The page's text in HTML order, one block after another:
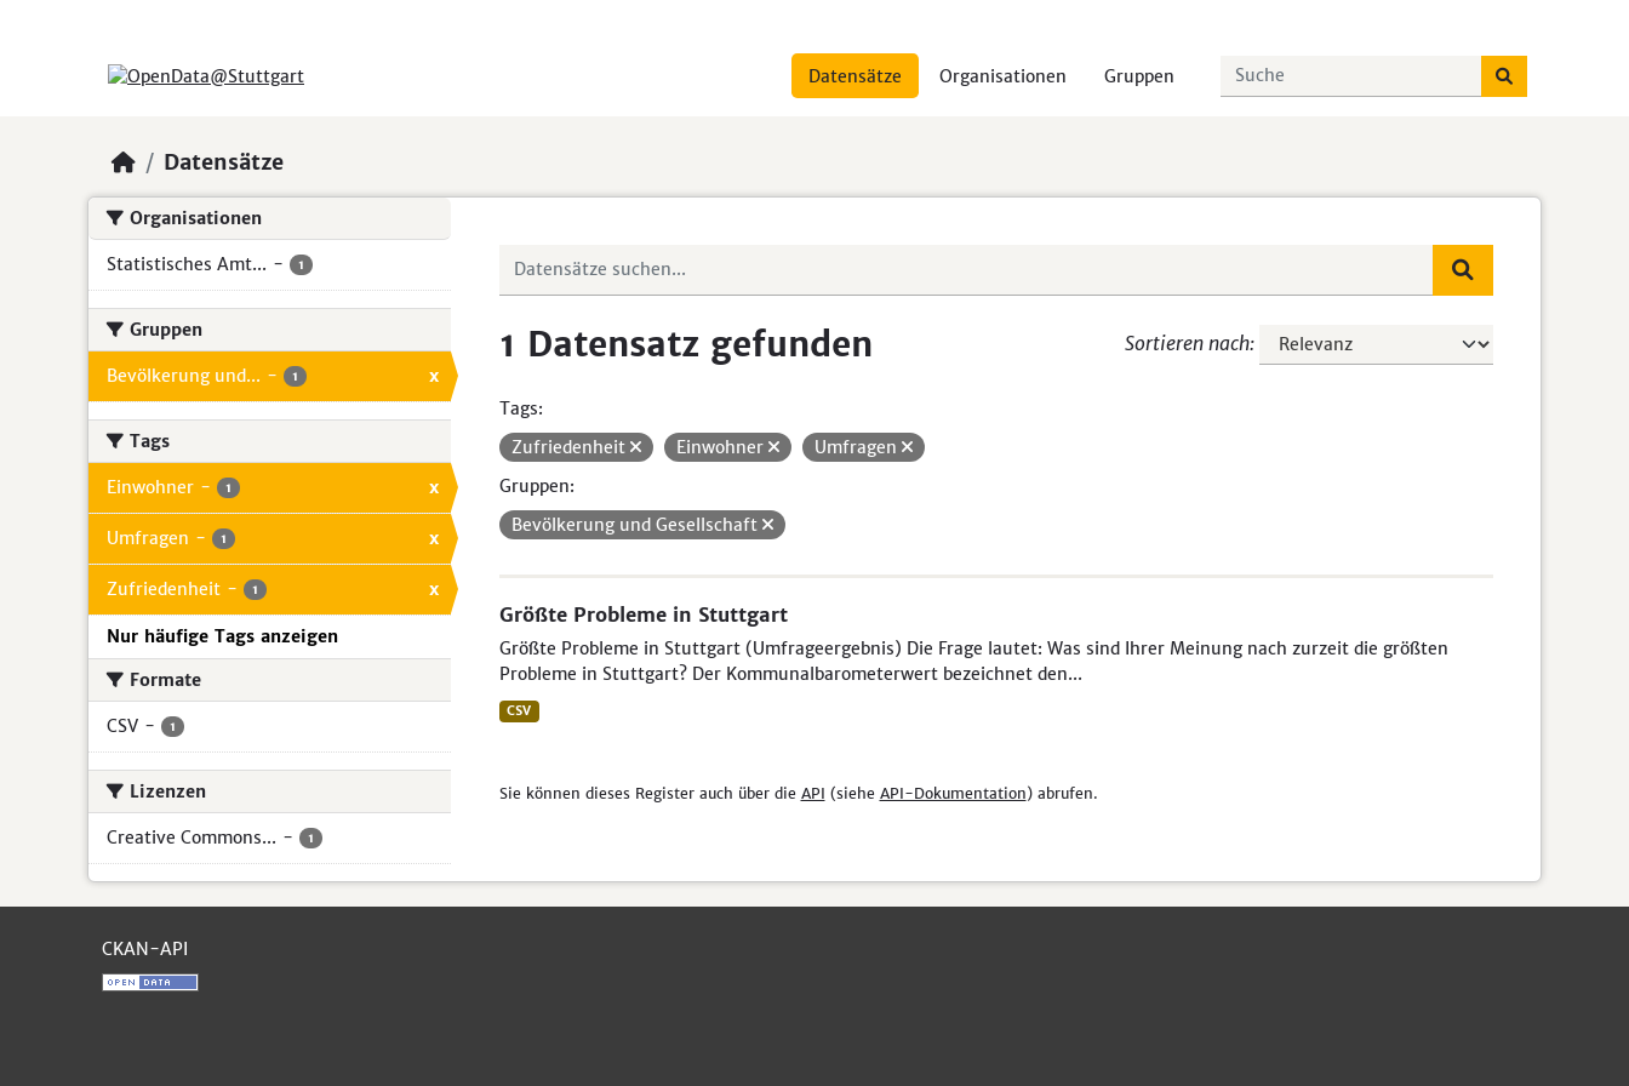
Datensätze Organisationen Gruppen
Datensätze
Organisationen
Statistisches Amt... - 1
Gruppen
Bevölkerung und... - 1 x
Tags
Einwohner - 1 x
Umfragen - 1 x
Zufriedenheit - 1 x
Nur häufige Tags anzeigen
Formate
CSV - 1
Lizenzen
Creative Commons... - 1
Sortieren nach
1 Datensatz gefunden
Tags:
Zufriedenheit
Einwohner
Umfragen
Gruppen:
Bevölkerung und Gesellschaft
Größte Probleme in Stuttgart
Größte Probleme in Stuttgart (Umfrageergebnis) Die Frage lautet: Was sind Ihrer Meinung nach zurzeit die größten
Probleme in Stuttgart? Der Kommunalbarometerwert bezeichnet den...
CSV
Sie können dieses Register auch über die API (siehe API-Dokumentation) abrufen.
CKAN-API